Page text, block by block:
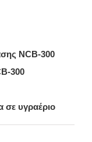
NCB-300
300
σε υγραέριο